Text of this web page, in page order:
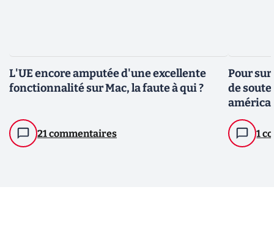
L'UE encore amputée d'une excellente
fonctionnalité sur Mac, la faute à qui ?
21 commentaires
Pour
de
1